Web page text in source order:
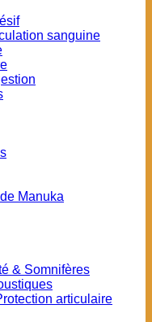
sanguine
Manuka
& Somnifères
articulaire